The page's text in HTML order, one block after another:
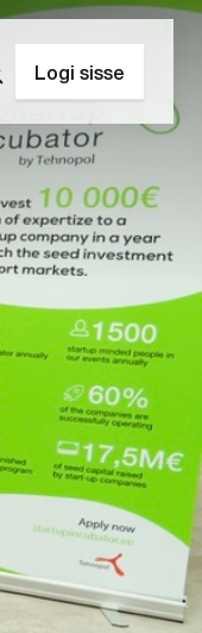
Logi sisse